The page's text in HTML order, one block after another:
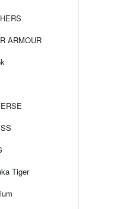
ARMOUR
Tiger